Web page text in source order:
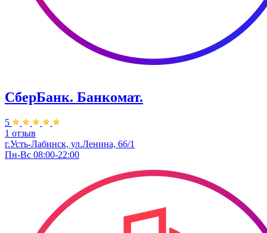
СберБанк. Банкомат.
5
1 отзыв
г.Усть-Лабинск, ул.​Ленина, 66/1
Пн-Вс 08:00-22:00